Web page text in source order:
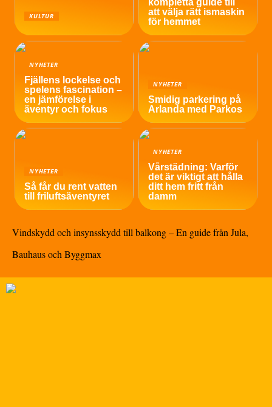
KULTUR
kompletta guide till
att välja rätt ismaskin
för hemmet
NYHETER
Fjällens lockelse och
spelens fascination –
en jämförelse i
äventyr och fokus
NYHETER
Smidig parkering på
Arlanda med Parkos
NYHETER
Så får du rent vatten
till friluftsäventyret
NYHETER
Vårstädning: Varför
det är viktigt att hålla
ditt hem fritt från
damm
Vindskydd och insynsskydd till balkong – En guide från Jula,
Bauhaus och Byggmax